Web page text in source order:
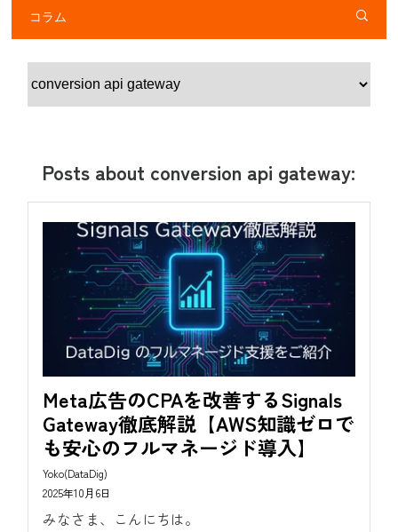
コラム
Posts about conversion api gateway:
Meta広告のCPAを改善するSignals
Gateway徹底解説【AWS知識ゼロで
も安心のフルマネージド導入】
Yoko(DataDig)
2025年10月6日
みなさま、こんにちは。